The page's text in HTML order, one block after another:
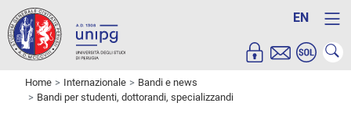
EN
Home Internazionale
Bandi e news
Bandi per studenti, dottorandi, specializzandi